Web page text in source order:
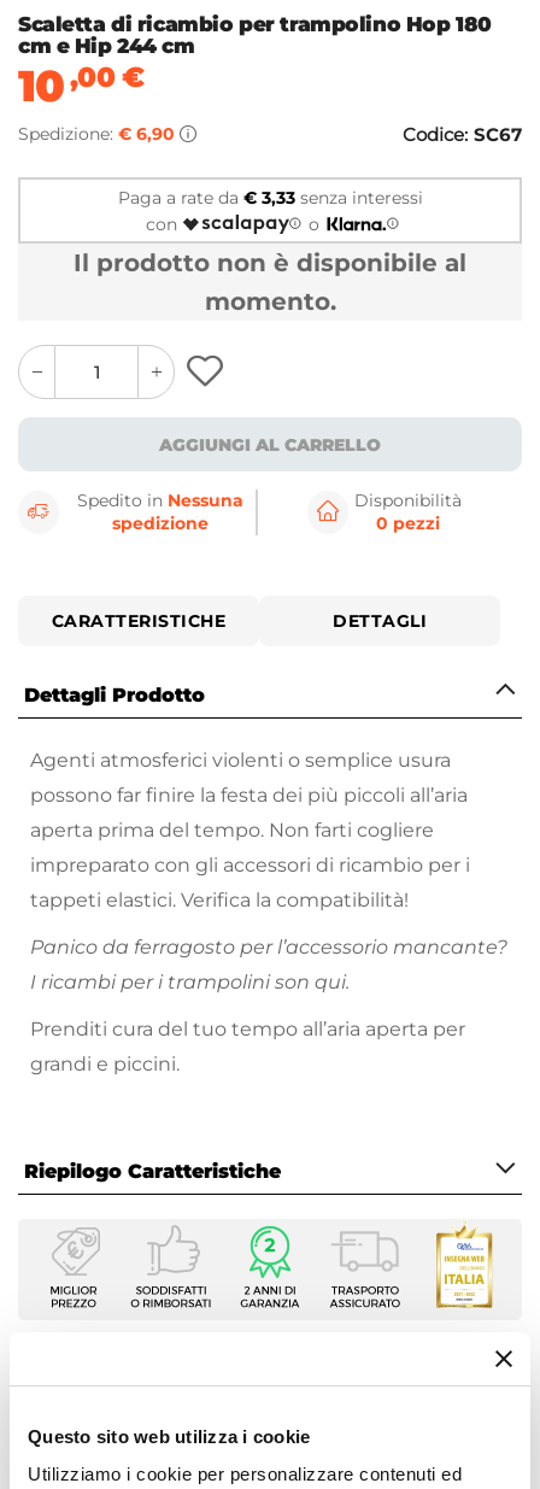
Questo sito web utilizza i cookie
Utilizziamo i cookie per personalizzare contenuti ed
Scaletta di ricambio per trampolino Hop 180
cm e Hip 244 cm
10,00€
Spedizione: € 6,90 Codice: SC67
Paga a rate da € 3,33senza interessi
con
o
Il prodotto non è disponibile al
momento.
quantity
button
quantity
minus
button
AGGIUNGI AL CARRELLO
Spedito in Nessuna
spedizione
Disponibilità
0 pezzi
CARATTERISTICHE DETTAGLI
Dettagli Prodotto
Agenti atmosferici violenti o semplice usura
possono far finire la festa dei più piccoli all’aria
aperta prima del tempo. Non farti cogliere
impreparato con gli accessori di ricambio per i
tappeti elastici. Verifica la compatibilità!
Panico da ferragosto per l’accessorio mancante?
I ricambi per i trampolini son qui.
Prenditi cura del tuo tempo all’aria aperta per
grandi e piccini.
Riepilogo Caratteristiche
Caratteristiche
Tipologia
Scaletta
Hip
Hop